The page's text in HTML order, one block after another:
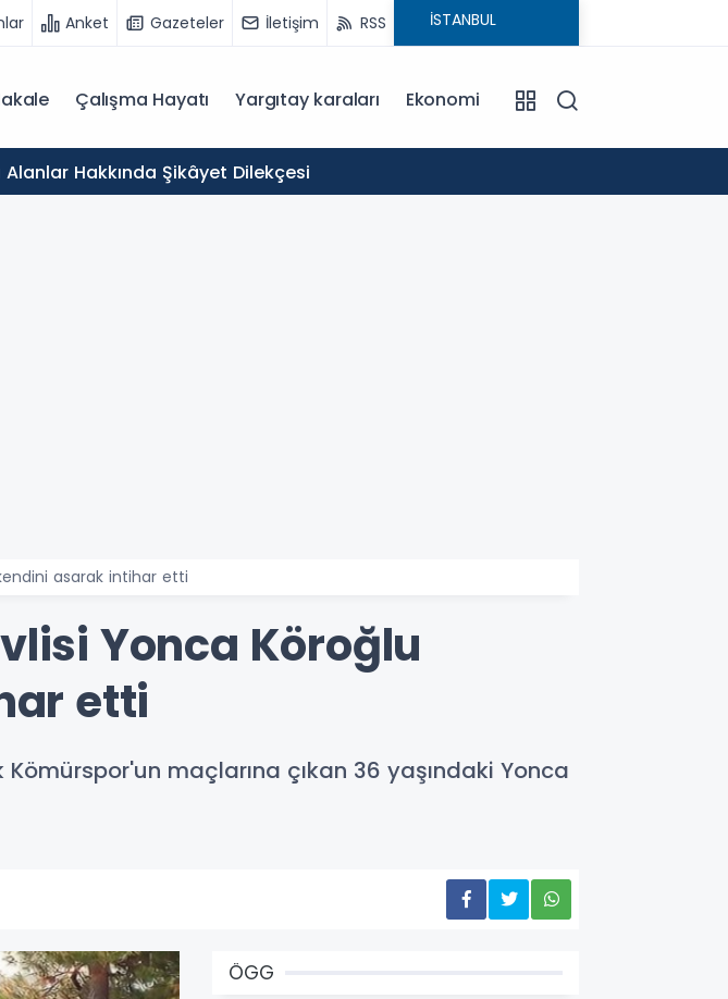
Anket Gazeteler İletişim RSS
Çalışma Hayatı Yargıtay karaları Ekonomi
Hakkında Şikâyet Dilekçesi
asarak intihar etti
Yonca Köroğlu
etti
maçlarına çıkan 36 yaşındaki Yonca
ÖGG